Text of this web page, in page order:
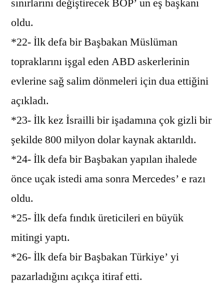
oldu.
*22- İlk defa bir Başbakan Müslüman
topraklarını işgal eden ABD askerlerinin
evlerine sağ salim dönmeleri için dua ettiğini
açıkladı.
*23- İlk kez İsrailli bir işadamına çok gizli bir
şekilde 800 milyon dolar kaynak aktarıldı.
*24- İlk defa bir Başbakan yapılan ihalede
önce uçak istedi ama sonra Mercedes’ e razı
oldu.
*25- İlk defa fındık üreticileri en büyük
mitingi yaptı.
*26- İlk defa bir Başbakan Türkiye’ yi
pazarladığını açıkça itiraf etti.